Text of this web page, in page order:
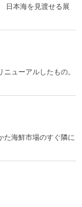
日本海を見渡せる展
ューアルしたもの。
た海鮮市場のすぐ隣に